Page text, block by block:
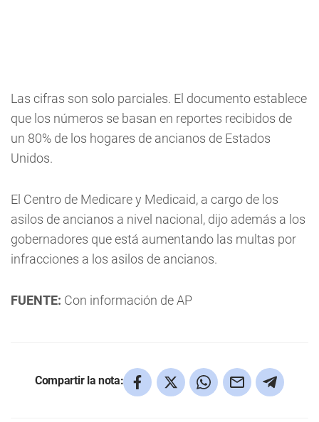
Las cifras son solo parciales. El documento establece
que los números se basan en reportes recibidos de
un 80% de los hogares de ancianos de Estados
Unidos.
El Centro de Medicare y Medicaid, a cargo de los
asilos de ancianos a nivel nacional, dijo además a los
gobernadores que está aumentando las multas por
infracciones a los asilos de ancianos.
FUENTE: Con información de AP
Compartir la nota: